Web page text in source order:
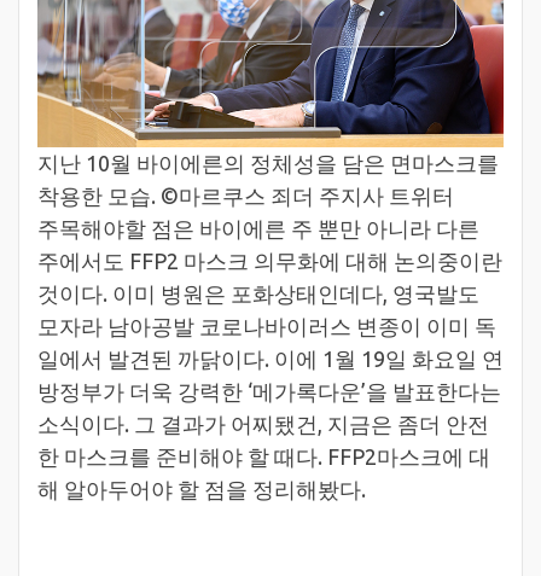
지난 10월 바이에른의 정체성을 담은 면마스크를
착용한 모습. ©마르쿠스 죄더 주지사 트위터
주목해야할 점은 바이에른 주 뿐만 아니라 다른
주에서도 FFP2 마스크 의무화에 대해 논의중이란
것이다. 이미 병원은 포화상태인데다, 영국발도
모자라 남아공발 코로나바이러스 변종이 이미 독
일에서 발견된 까닭이다. 이에 1월 19일 화요일 연
방정부가 더욱 강력한 ‘메가록다운’을 발표한다는
소식이다. 그 결과가 어찌됐건, 지금은 좀더 안전
한 마스크를 준비해야 할 때다. FFP2마스크에 대
해 알아두어야 할 점을 정리해봤다.